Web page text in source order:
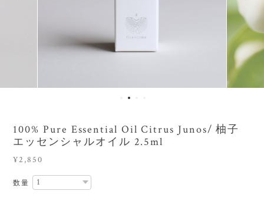
100% Pure Essential Oil Citrus Junos/ 柚子
エッセンシャルオイル 2.5ml
¥2,850
数量